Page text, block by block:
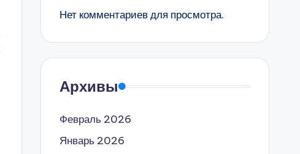
Нет комментариев для просмотра.
Архивы
Февраль 2026
Январь 2026